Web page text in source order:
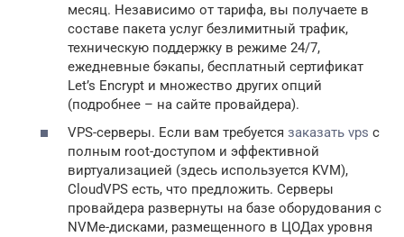
месяц. Независимо от тарифа, вы получаете в
составе пакета услуг безлимитный трафик,
техническую поддержку в режиме 24/7,
ежедневные бэкапы, бесплатный сертификат
Let’s Encrypt и множество других опций
(подробнее – на сайте провайдера).
VPS-серверы. Если вам требуется заказать vps с
полным root-доступом и эффективной
виртуализацией (здесь используется KVM),
CloudVPS есть, что предложить. Серверы
провайдера развернуты на базе оборудования с
NVMe-дисками, размещенного в ЦОДах уровня